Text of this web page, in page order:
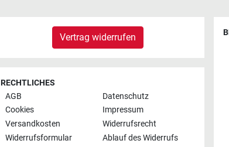
Vertrag widerrufen
RECHTLICHES
AGB
Datenschutz
Cookies
Impressum
Versandkosten
Widerrufsrecht
Widerrufsformular
Ablauf des Widerrufs